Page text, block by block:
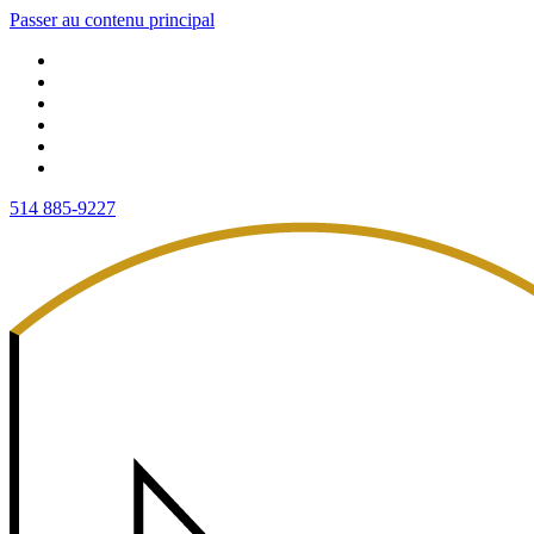
Passer au contenu principal
514 885-9227